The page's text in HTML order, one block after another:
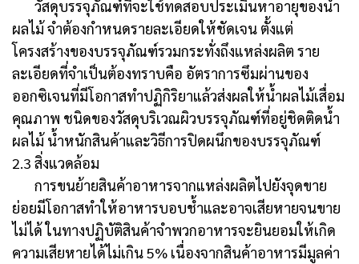
วัสดุบรรจุภัณฑ์ที่จะใช้ทดสอบประเมินหาอายุของน้ำ
ผลไม้ จำต้องกำหนดรายละเอียดให้ชัดเจน ตั้งแต่
โครงสร้างของบรรจุภัณฑ์รวมกระทั่งถึงแหล่งผลิต ราย
ละเอียดที่จำเป็นต้องทราบคือ อัตราการซึมผ่านของ
ออกซิเจนที่มีโอกาสทำปฏิกิริยาแล้วส่งผลให้น้ำผลไม้เสื่อม
คุณภาพ ชนิดของวัสดุบริเวณผิวบรรจุภัณฑ์ที่อยู่ชิดติดน้ำ
ผลไม้ น้ำหนักสินค้าและวิธีการปิดผนึกของบรรจุภัณฑ์
2.3 สิ่งแวดล้อม
การขนย้ายสินค้าอาหารจากแหล่งผลิตไปยังจุดขาย
ย่อยมีโอกาสทำให้อาหารบอบช้ำและอาจเสียหายจนขาย
ไม่ได้ ในทางปฏิบัติสินค้าจำพวกอาหารจะยินยอมให้เกิด
ความเสียหายได้ไม่เกิน 5% เนื่องจากสินค้าอาหารมีมูลค่า